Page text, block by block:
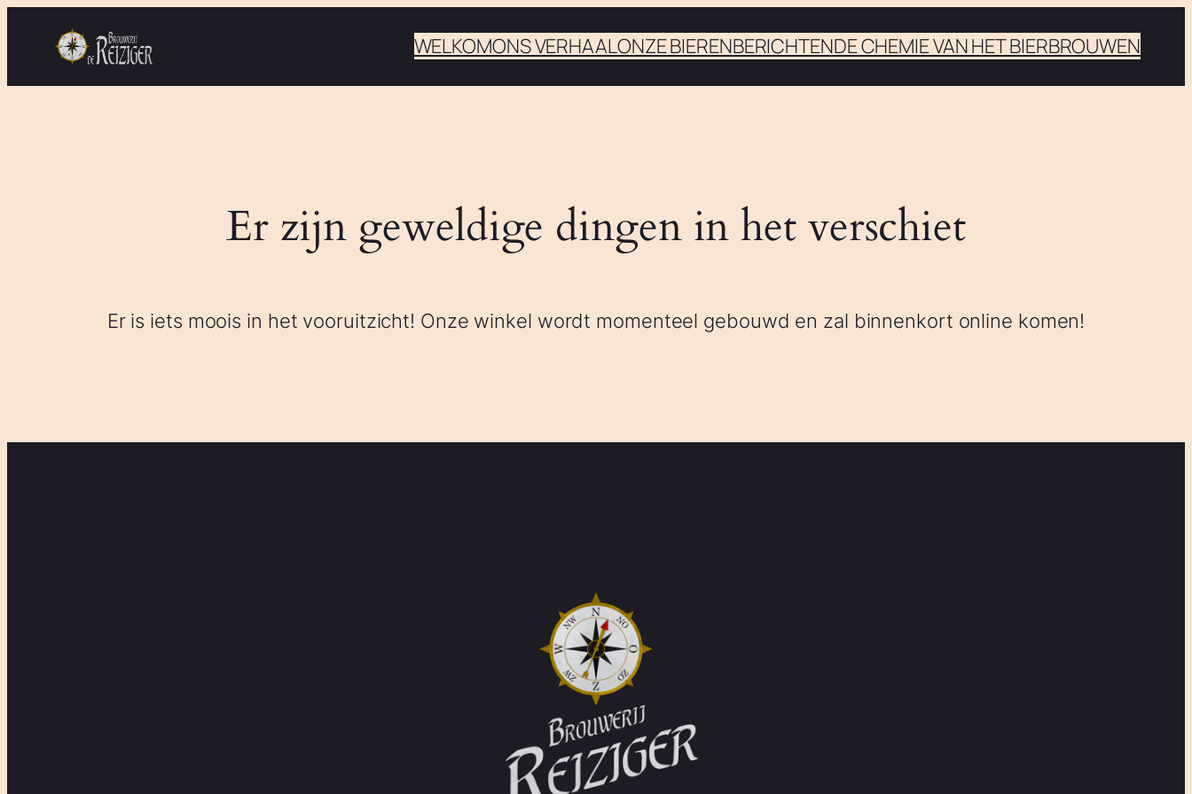
WELKOMONS VERHAALONZE BIERENBERICHTENDE CHEMIE VAN HET BIERBROUWEN
Er zijn geweldige dingen in het verschiet
Er is iets moois in het vooruitzicht! Onze winkel wordt momenteel gebouwd en zal binnenkort online komen!